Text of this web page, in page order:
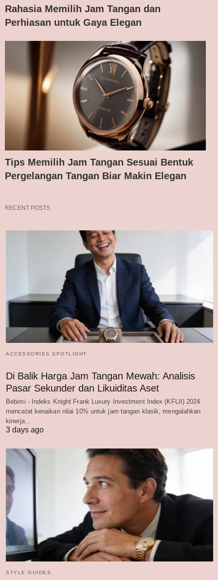
Rahasia Memilih Jam Tangan dan
Perhiasan untuk Gaya Elegan
Tips Memilih Jam Tangan Sesuai Bentuk
Pergelangan Tangan Biar Makin Elegan
RECENT POSTS
ACCESSORIES SPOTLIGHT
Di Balik Harga Jam Tangan Mewah: Analisis
Pasar Sekunder dan Likuiditas Aset
Bebimi - Indeks Knight Frank Luxury Investment Index (KFLII) 2024
mencatat kenaikan nilai 10% untuk jam tangan klasik, mengalahkan
kinerja…
3 days ago
STYLE GUIDES